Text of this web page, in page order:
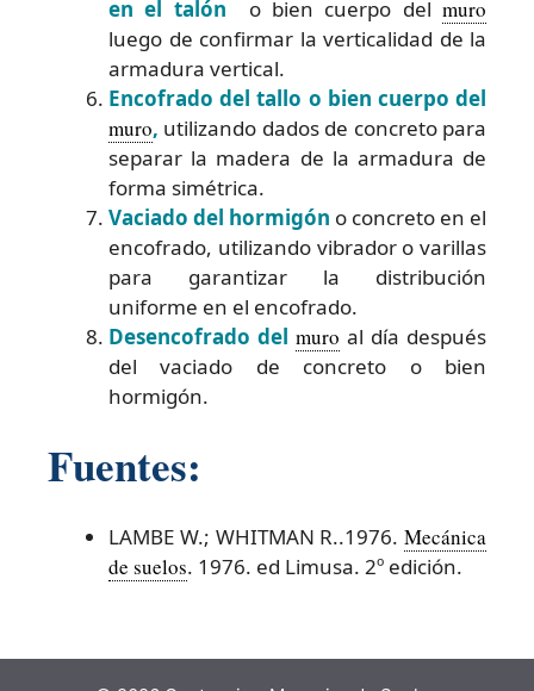
en el talón
o bien cuerpo del muro
luego de confirmar la verticalidad de la
armadura vertical.
Encofrado del tallo o bien cuerpo del
muro, utilizando dados de concreto para
separar la madera de la armadura de
forma simétrica.
Vaciado del hormigón o concreto en el
encofrado, utilizando vibrador o varillas
para garantizar la distribución
uniforme en el encofrado.
Desencofrado del muro al día después
del vaciado de concreto o bien
hormigón.
Fuentes:
LAMBE W.; WHITMAN R..1976. Mecánica
de suelos. 1976. ed Limusa. 2º edición.